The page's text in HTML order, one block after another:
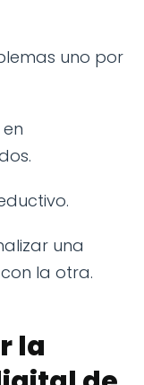
uno por
una
la otra.
la